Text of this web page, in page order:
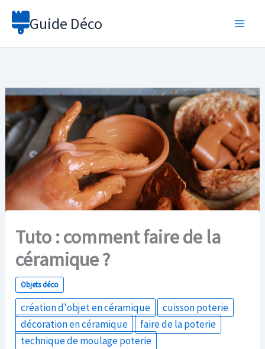
Aller
Guide Déco
Tuto : comment faire de la
céramique ?
Objets déco
création d'objet en céramique
cuisson poterie
décoration en céramique
faire de la poterie
technique de moulage poterie